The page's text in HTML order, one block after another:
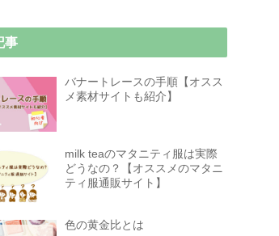
事
バナートレースの手順【オスス
メ素材サイトも紹介】
milk teaのマタニティ服は実際
どうなの？【オススメのマタニ
ティ服通販サイト】
色の黄金比とは